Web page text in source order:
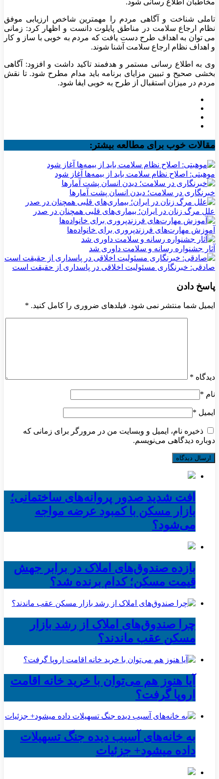
مخاطبان اطلاع رسانی شود.
تاملی شناخت و آگاهی مردم را مهمترین شاخص ارزیابی موفق
نظام ارجاع سلامت در مناطق پایلوت دانست و اظهار کرد: زمانی
می توان به اهداف طرح دست یافت که مردم به خوبی با ساز و کار
و اهداف نظام ارجاع سلامت آشنا شوند.
وی به اطلاع رسانی مستمر و هدفمند تاکید داشت و افزود: آگاهی
بخشی صحیح و تبیین مزایای برنامه باید مدام مطرح شود. تا نقش
مردم در میزان استقبال از طرح به خوبی ایفا شود.
مقالات خوب برای مطالعه بیشتر:
موهبتی: اصلاح نظام سلامت باید از بیمه‌ها آغاز شود
خبرنگاری در سلامت؛ دیدن انسان پشت آمارها
علل مرگ زنان در ایران؛ بیماری‌های قلبی همچنان در صدر
آموزش مهارت‌های فرزندپروری برای خانواده‌ها
آثار جشنواره رسانه و سلامت داوری شد
صادقی: خبرنگاری مسئولیت اخلاقی در پاسداری از حقیقت است
پاسخ دادن
ایمیل شما منتشر نمی شود. فیلدهای ضروری را کامل کنید. *
دیدگاه *
نام *
ایمیل *
ذخیره نام، ایمیل و وبسایت من در مرورگر برای زمانی که
دوباره دیدگاهی می‌نویسم.
افت شدید صدور پروانه‌های ساختمانی؛
بازار مسکن با کمبود عرضه مواجه
می‌شود؟
بازده صندوق‌های املاک در برابر جهش
قیمت مسکن؛ کدام برنده شد؟
چرا صندوق‌های املاک از رشد بازار
مسکن عقب ماندند؟
آیا هنوز هم می‌توان با خرید خانه اقامت
اروپا گرفت؟
به خانه‌های آسیب دیده جنگ تسهیلات
داده میشود+ جزئیات